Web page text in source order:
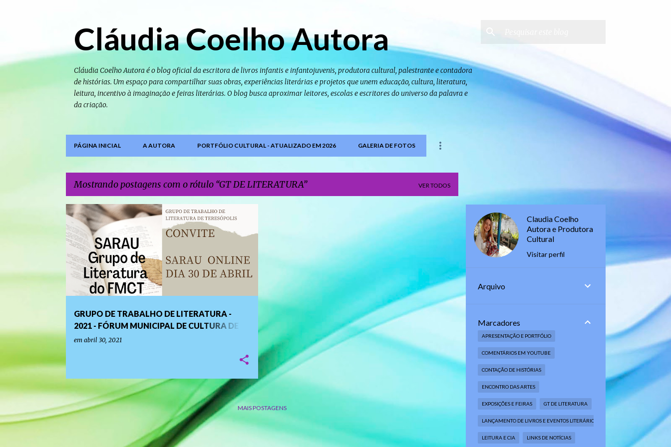
Cláudia Coelho Autora
Cláudia Coelho Autora é o blog oficial da escritora de livros infantis e infantojuvenis, produtora cultural, palestrante e contadora
de histórias. Um espaço para compartilhar suas obras, experiências literárias e projetos que unem educação, cultura, literatura,
leitura, incentivo à imaginação e feiras literárias. O blog busca aproximar leitores, escolas e escritores do universo da palavra e
da criação.
PÁGINA INICIAL A AUTORA PORTFÓLIO CULTURAL - ATUALIZADO EM 2026 GALERIA DE FOTOS
Mostrando postagens com o rótulo GT DE LITERATURA VER TODOS
P
o
s
t
a
g
s
GRUPO DE TRABALHO DE LITERATURA -
2021 - FÓRUM MUNICIPAL DE CULTURA DE
TERESÓPOLIS - 1º SARAU
em abril 30, 2021
GT DE LITERATURA
MAIS POSTAGENS
Claudia Coelho
Autora e Produtora
Cultural
Visitar perfil
Arquivo
Marcadores
APRESENTAÇÃO E PORTFÓLIO
COMENTÁRIOS EM YOUTUBE
CONTAÇÃO DE HISTÓRIAS
ENCONTRO DAS ARTES
EXPOSIÇÕES E FEIRAS GT DE LITERATURA
LANÇAMENTO DE LIVROS E EVENTOS LITERÁRIOS
LEITURA E CIA LINKS DE NOTÍCIAS